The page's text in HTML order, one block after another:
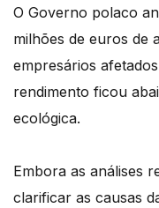
O Governo polaco
milhões de euros de
empresários
rendimento ficou
ecológica.
Embora as análises
clarificar as causas